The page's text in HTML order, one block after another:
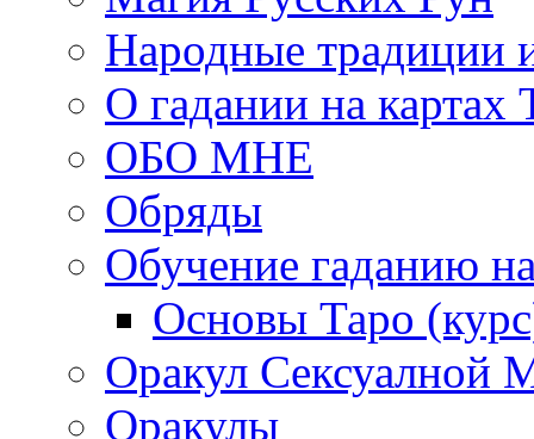
Народные традиции
О гадании на картах
ОБО МНЕ
Обряды
Обучение гаданию
Основы Таро
Оракул Сексуалной
Оракулы